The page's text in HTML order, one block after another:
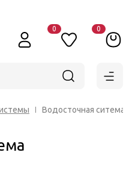
0 0
Водосточная ситема